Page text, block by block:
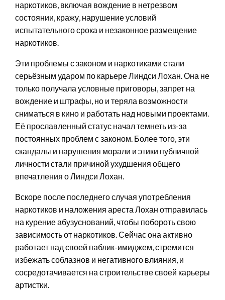
наркотиков, включая вождение в нетрезвом
состоянии, кражу, нарушение условий
испытательного срока и незаконное размещение
наркотиков.
Эти проблемы с законом и наркотиками стали
серьёзным ударом по карьере Линдси Лохан. Она не
только получала условные приговоры, запрет на
вождение и штрафы, но и теряла возможности
сниматься в кино и работать над новыми проектами.
Её прославленный статус начал темнеть из-за
постоянных проблем с законом. Более того, эти
скандалы и нарушения морали и этики публичной
личности стали причиной ухудшения общего
впечатления о Линдси Лохан.
Вскоре после последнего случая употребления
наркотиков и наложения ареста Лохан отправилась
на курение абузуснований, чтобы побороть свою
зависимость от наркотиков. Сейчас она активно
работает над своей паблик-имиджем, стремится
избежать соблазнов и негативного влияния, и
сосредотачивается на строительстве своей карьеры
артистки.